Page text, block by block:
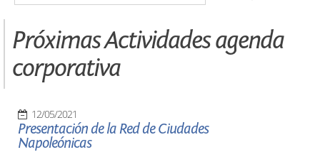
Próximas Actividades agenda
corporativa
12/05/2021
Presentación de la Red de Ciudades
Napoleónicas